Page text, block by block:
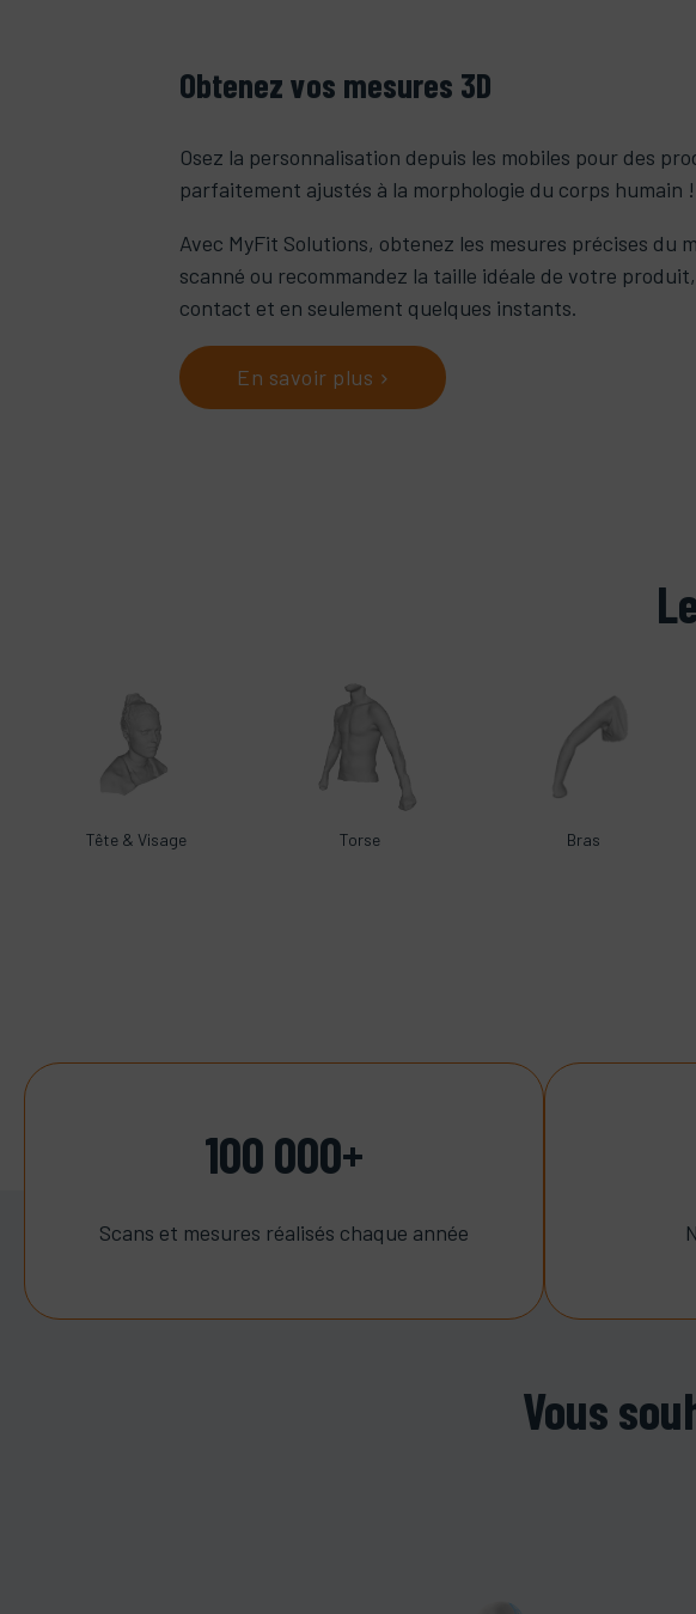
Obtenez vos mesures 3D
Osez la personnalisation depuis les mobiles pour des
parfaitement ajustés à la morphologie du corps humain !
Avec MyFit Solutions, obtenez les mesures précises du
scanné ou recommandez la taille idéale de votre
contact et en seulement quelques instants.
En savoir plus
Tête & Visage Torse Bras
100 000+
Scans et mesures réalisés chaque année
Vous